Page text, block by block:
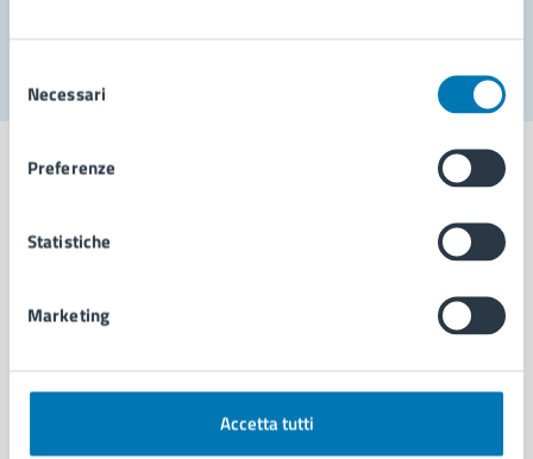
delNecessari
Preferenze
Statistiche
Marketing
Accetta tutti
Comune di Napoli
AMMINISTRAZIONE
Organi di governo